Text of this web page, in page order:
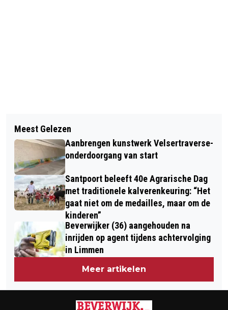
VERMISTE EN GEVONDEN DIEREN
DIERENAMBULANCE KENNEMERLAND
KNMI WAARSCHUWT MET CODE
ORANJE VOOR ONWEER, HAGEL EN
WINDSTOTEN
Meest Gelezen
Aanbrengen kunstwerk Velsertraverse-
onderdoorgang van start
Santpoort beleeft 40e Agrarische Dag
met traditionele kalverenkeuring: “Het
gaat niet om de medailles, maar om de
kinderen”
Beverwijker (36) aangehouden na
inrijden op agent tijdens achtervolging
in Limmen
Meer artikelen